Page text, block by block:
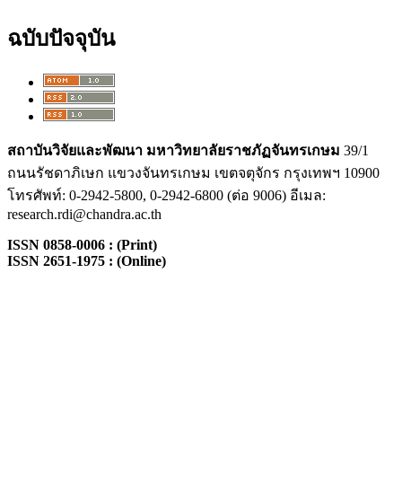
ฉบับปัจจุบัน
สถาบันวิจัยและพัฒนา มหาวิทยาลัยราชภัฏจันทรเกษม 39/1
ถนนรัชดาภิเษก แขวงจันทรเกษม เขตจตุจักร กรุงเทพฯ 10900
โทรศัพท์: 0-2942-5800, 0-2942-6800 (ต่อ 9006) อีเมล:
research.rdi@chandra.ac.th
ISSN 0858-0006 : (Print)
ISSN 2651-1975 : (Online)